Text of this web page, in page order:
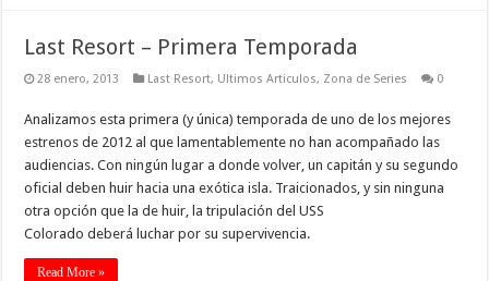
Last Resort – Primera Temporada
28 enero, 2013 Last Resort, Ultimos Articulos, Zona de Series 0
Analizamos esta primera (y única) temporada de uno de los mejores
estrenos de 2012 al que lamentablemente no han acompañado las
audiencias. Con ningún lugar a donde volver, un capitán y su segundo
oficial deben huir hacia una exótica isla. Traicionados, y sin ninguna
otra opción que la de huir, la tripulación del USS
Colorado deberá luchar por su supervivencia.
Read More »